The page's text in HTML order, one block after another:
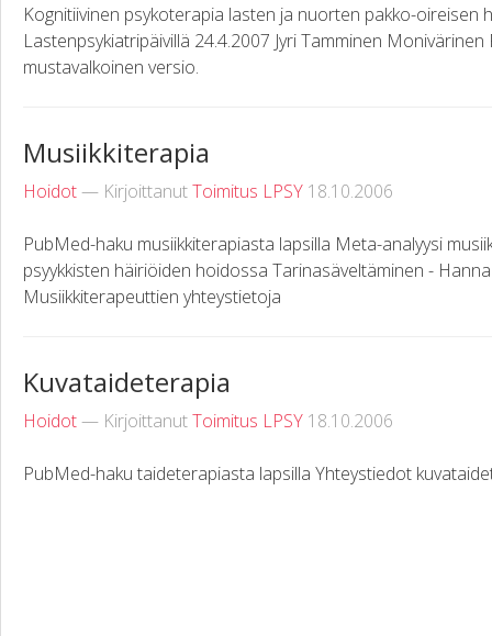
Kognitiivinen psykoterapia lasten ja nuorten pakko-oireisen
Lastenpsykiatripäivillä 24.4.2007 Jyri Tamminen
mustavalkoinen versio.
Musiikkiterapia
Hoidot— KirjoittanutToimitus LPSY 18.10.2006
PubMed-haku musiikkiterapiasta lapsilla Meta-analyysi
psyykkisten häiriöiden hoidossa Tarinasäveltäminen -
Musiikkiterapeuttien yhteystietoja
Kuvataideterapia
Hoidot— KirjoittanutToimitus LPSY 18.10.2006
PubMed-haku taideterapiasta lapsilla Yhteystiedot